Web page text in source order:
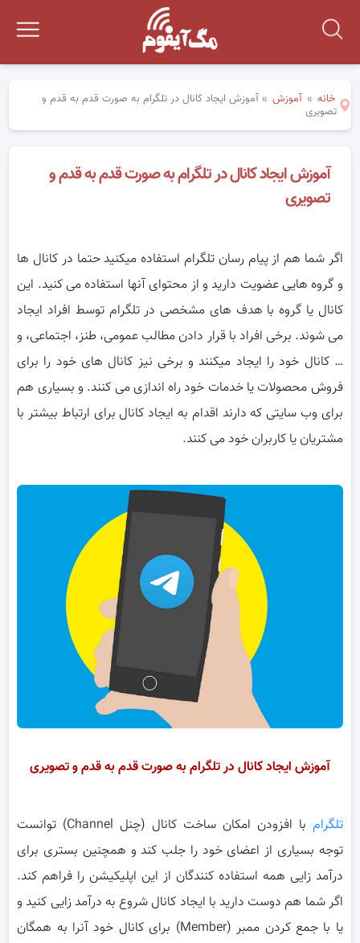
خانه » آموزش »آموزش ایجاد کانال در تلگرام به صورت قدم به قدم و
تصویری
آموزش ایجاد کانال در تلگرام به صورت قدم به قدم و
تصویری
اگر شما هم از پیام رسان تلگرام استفاده میکنید حتما در کانال ها
و گروه هایی عضویت دارید و از محتوای آنها استفاده می کنید. این
کانال یا گروه با هدف های مشخصی در تلگرام توسط افراد ایجاد
می شوند. برخی افراد با قرار دادن مطالب عمومی، طنز، اجتماعی، و
… کانال خود را ایجاد میکنند و برخی نیز کانال های خود را برای
فروش محصولات یا خدمات خود راه اندازی می کنند. و بسیاری هم
برای وب سایتی که دارند اقدام به ایجاد کانال برای ارتباط بیشتر با
مشتریان یا کاربران خود می کنند.
آموزش ایجاد کانال در تلگرام به صورت قدم به قدم و تصویری
تلگرام
با افزودن امکان ساخت کانال (چنل Channel) توانست
توجه بسیاری از اعضای خود را جلب کند و همچنین بستری برای
درآمد زایی همه استفاده کنندگان از این اپلیکیشن را فراهم کند.
اگر شما هم دوست دارید با ایجاد کانال شروع به درآمد زایی کنید و
یا با جمع کردن ممبر (Member) برای کانال خود آنرا به همگان